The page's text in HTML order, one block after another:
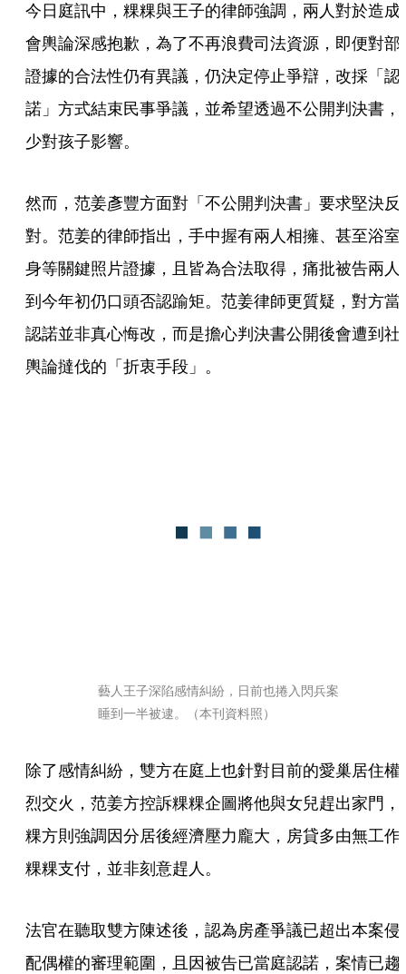
今日庭訊中，粿粿與王子的律師強調，兩人對於造成
會輿論深感抱歉，為了不再浪費司法資源，即便對部
證據的合法性仍有異議，仍決定停止爭辯，改採「認
諾」方式結束民事爭議，並希望透過不公開判決書，
少對孩子影響。
然而，范姜彥豐方面對「不公開判決書」要求堅決反
對。范姜的律師指出，手中握有兩人相擁、甚至浴室
身等關鍵照片證據，且皆為合法取得，痛批被告兩人
到今年初仍口頭否認踰矩。范姜律師更質疑，對方當
認諾並非真心悔改，而是擔心判決書公開後會遭到社
輿論撻伐的「折衷手段」。
藝人王子深陷感情糾紛，日前也捲入閃兵案
睡到一半被逮。（本刊資料照）
除了感情糾紛，雙方在庭上也針對目前的愛巢居住權
烈交火，范姜方控訴粿粿企圖將他與女兒趕出家門，
粿方則強調因分居後經濟壓力龐大，房貸多由無工作
粿粿支付，並非刻意趕人。
法官在聽取雙方陳述後，認為房產爭議已超出本案侵
配偶權的審理範圍，且因被告已當庭認諾，案情已趨